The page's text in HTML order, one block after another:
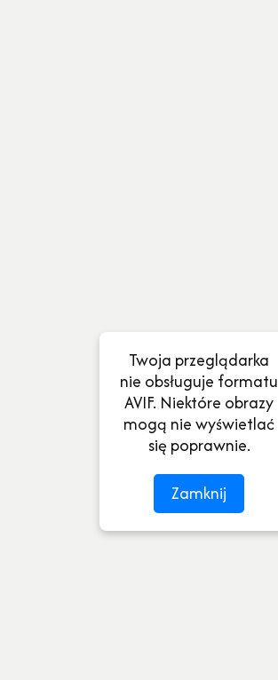
Twoja przeglądarka
nie obsługuje formatu
AVIF. Niektóre obrazy
mogą nie wyświetlać
się poprawnie.
Zamknij